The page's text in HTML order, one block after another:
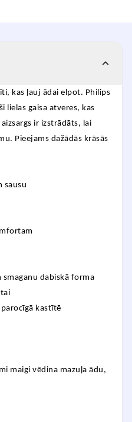
kas ļauj ādai elpot. Philips
lielas gaisa atveres, kas
ir izstrādāts, lai
Pieejams dažādās krāsās
sausu
dabiskā forma
kastītē
maigi vēdina mazuļa ādu,